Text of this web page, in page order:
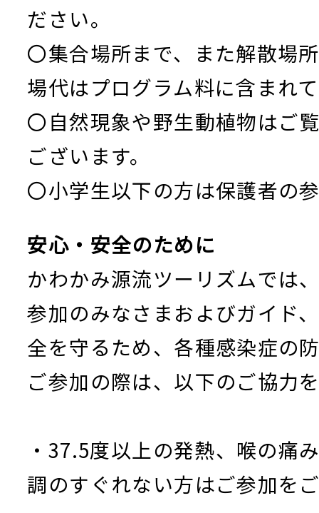
ださい。
〇集合場所まで、また解散場
場代はプログラム料に含まれ
〇自然現象や野生動植物はご
ございます。
〇小学生以下の方は保護者の
安心・安全のために
かわかみ源流ツーリズムでは
参加のみなさまおよびガイド
全を守るため、各種感染症の
ご参加の際は、以下のご協力
・37.5度以上の発熱、喉の痛
調のすぐれない方はご参加を